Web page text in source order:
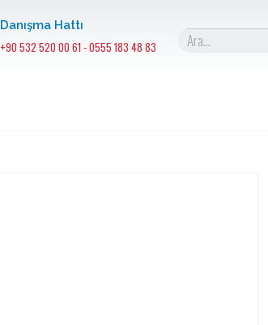
Danışma Hattı
+90 532 520 00 61 - 0555 183 48 83